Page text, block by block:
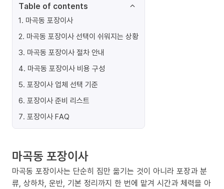
Table of contents
1. 마곡동 포장이사
2. 마곡동 포장이사 선택이 쉬워지는 상황
3. 마곡동 포장이사 절차 안내
4. 마곡동 포장이사 비용 구성
5. 포장이사 업체 선택 기준
6. 포장이사 준비 리스트
7. 포장이사 FAQ
마곡동 포장이사
마곡동 포장이사는 단순히 짐만 옮기는 것이 아니라 포장과 분
류, 상하차, 운반, 기본 정리까지 한 번에 맡겨 시간과 체력을 아